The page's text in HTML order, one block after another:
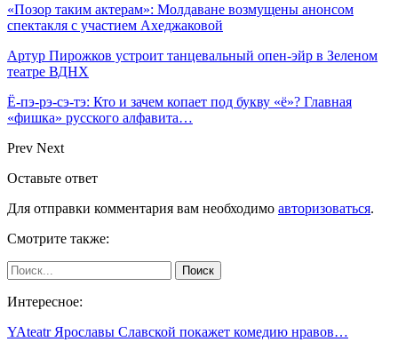
«Позор таким актерам»: Молдаване возмущены анонсом
спектакля с участием Ахеджаковой
Артур Пирожков устроит танцевальный опен-эйр в Зеленом
театре ВДНХ
Ё-пэ-рэ-сэ-тэ: Кто и зачем копает под букву «ё»? Главная
«фишка» русского алфавита…
Prev Next
Оставьте ответ
Для отправки комментария вам необходимо авторизоваться.
Смотрите также:
Интересное:
YAteatr Ярославы Славской покажет комедию нравов…